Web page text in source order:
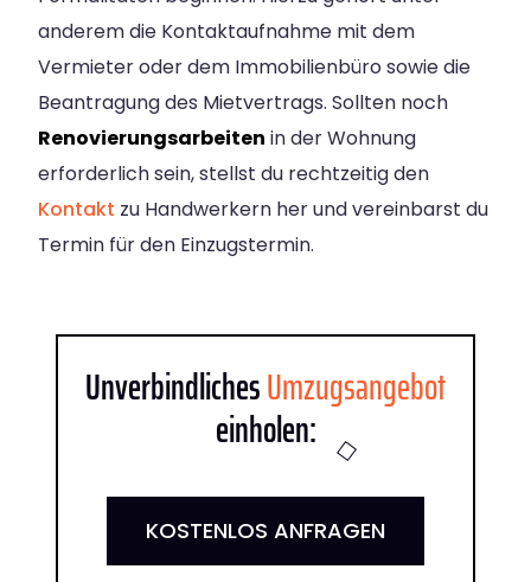
anderem die Kontaktaufnahme mit dem
Vermieter oder dem Immobilienbüro sowie die
Beantragung des Mietvertrags. Sollten noch
Renovierungsarbeiten in der Wohnung
erforderlich sein, stellst du rechtzeitig den
Kontakt zu Handwerkern her und vereinbarst du
Termin für den Einzugstermin.
UnverbindlichesUmzugsangebot
einholen:
KOSTENLOS ANFRAGEN